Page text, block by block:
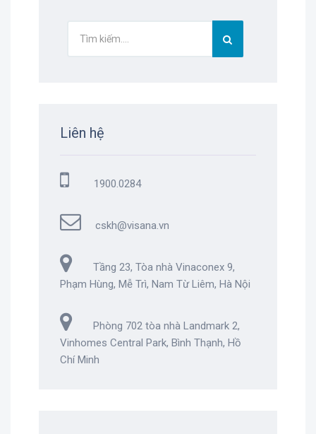
Liên hệ
1900.0284
cskh@visana.vn
Tầng 23, Tòa nhà Vinaconex 9,
Phạm Hùng, Mễ Trì, Nam Từ Liêm, Hà Nội
Phòng 702 tòa nhà Landmark 2,
Vinhomes Central Park, Bình Thạnh, Hồ
Chí Minh